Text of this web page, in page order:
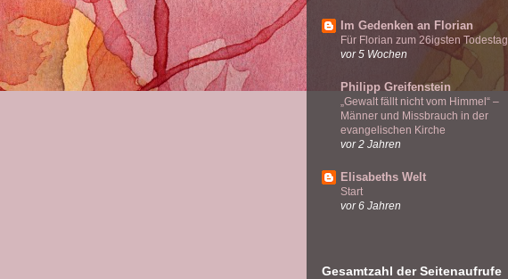
Im Gedenken an Florian
Für Florian zum 26igsten Todestag
vor 5 Wochen
Philipp Greifenstein
„Gewalt fällt nicht vom Himmel“ –
Männer und Missbrauch in der
evangelischen Kirche
vor 2 Jahren
Elisabeths Welt
Start
vor 6 Jahren
Gesamtzahl der Seitenaufrufe